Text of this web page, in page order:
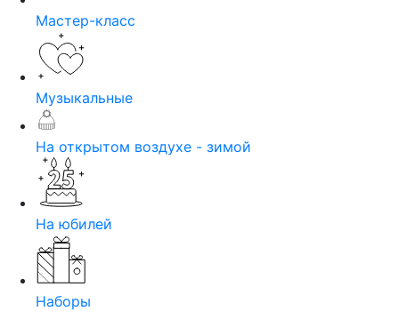
Мастер-класс
Музыкальные
На открытом воздухе - зимой
На юбилей
Наборы